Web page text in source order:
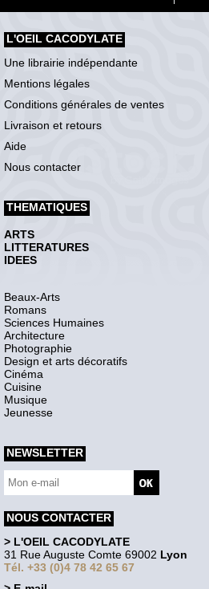
L'OEIL CACODYLATE
Une librairie indépendante
Mentions légales
Conditions générales de ventes
Livraison et retours
Aide
Nous contacter
THEMATIQUES
ARTS
LITTERATURES
IDEES
Beaux-Arts
Romans
Sciences Humaines
Architecture
Photographie
Design et arts décoratifs
Cinéma
Cuisine
Musique
Jeunesse
NEWSLETTER
NOUS CONTACTER
> L'OEIL CACODYLATE
31 Rue Auguste Comte 69002 Lyon
Tél. +33 (0)4 78 42 65 67